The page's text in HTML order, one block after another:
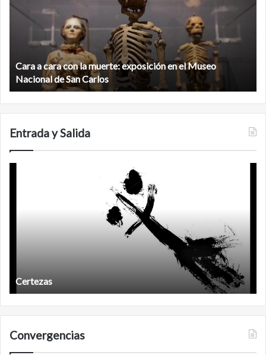
con
muerte:
exposición
el
Museo
Nacional
de
San
Carlos
Cara a cara con la muerte: exposición en el Museo
Nacional de San Carlos
Entrada y Salida
Certezas
Convergencias